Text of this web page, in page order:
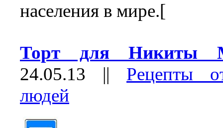
населения в мире.[
Торт для Никиты
24.05.13 || Рецепты
людей